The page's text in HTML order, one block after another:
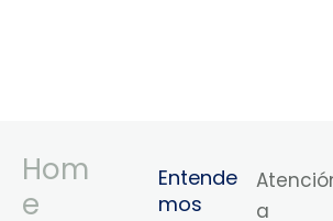
Hom
e
Entende
mos
a